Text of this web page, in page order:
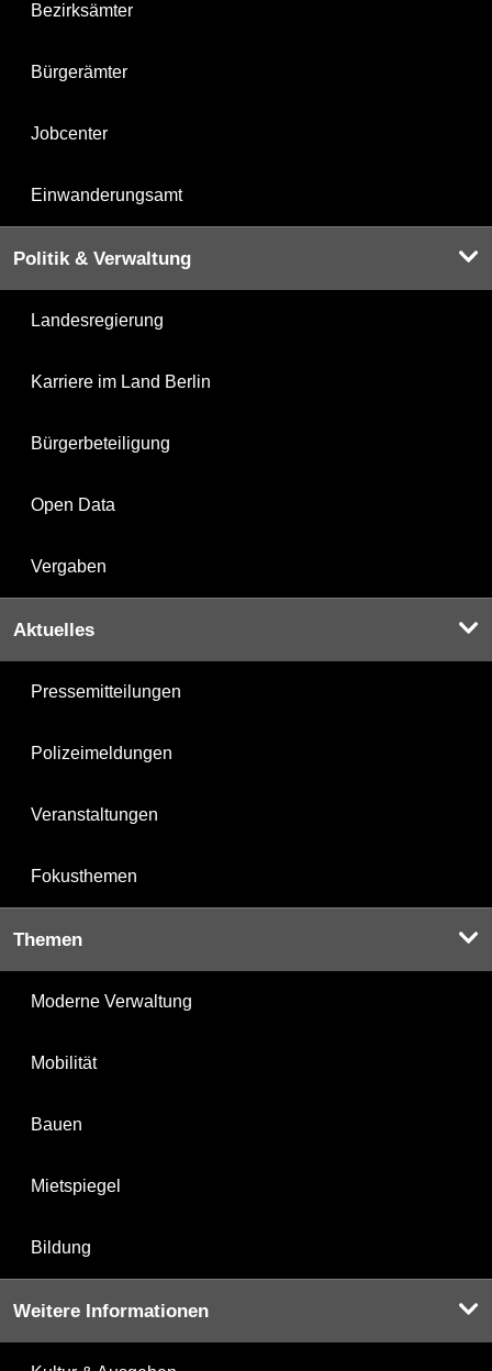
Bezirksämter
Bürgerämter
Jobcenter
Einwanderungsamt
Politik & Verwaltung
Landesregierung
Karriere im Land Berlin
Bürgerbeteiligung
Open Data
Vergaben
Aktuelles
Pressemitteilungen
Polizeimeldungen
Veranstaltungen
Fokusthemen
Themen
Moderne Verwaltung
Mobilität
Bauen
Mietspiegel
Bildung
Weitere Informationen